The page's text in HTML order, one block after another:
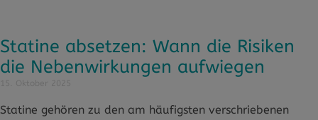
Statine absetzen: Wann die Risiken
die Nebenwirkungen aufwiegen
Statine gehören zu den am häufigsten verschriebenen